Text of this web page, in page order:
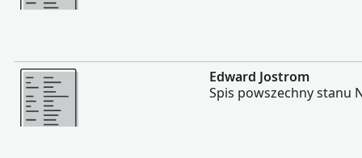
Więcej
Edward Jostrom
Spis powszechny stanu